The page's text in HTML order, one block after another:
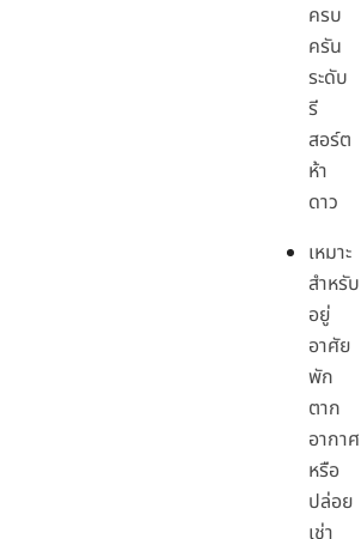
ครบ
ครัน
ระดับ
รี
สอร์ต
ห้า
ดาว
เหมาะ
สำหรับ
อยู่
อาศัย
พัก
ตาก
อากาศ
หรือ
ปล่อย
เช่า